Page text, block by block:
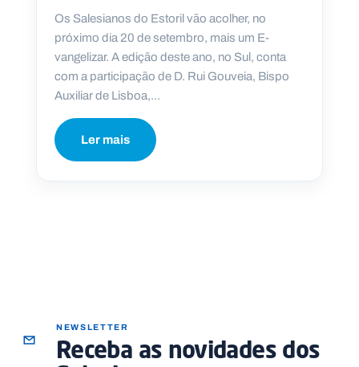
Os Salesianos do Estoril vão acolher, no
próximo dia 20 de setembro, mais um E-
vangelizar. A edição deste ano, no Sul, conta
com a participação de D. Rui Gouveia, Bispo
Auxiliar de Lisboa,...
Ler mais
NEWSLETTER
Receba as novidades dos
P
O
R
T
A
L
A
I
N
L
s
.
p